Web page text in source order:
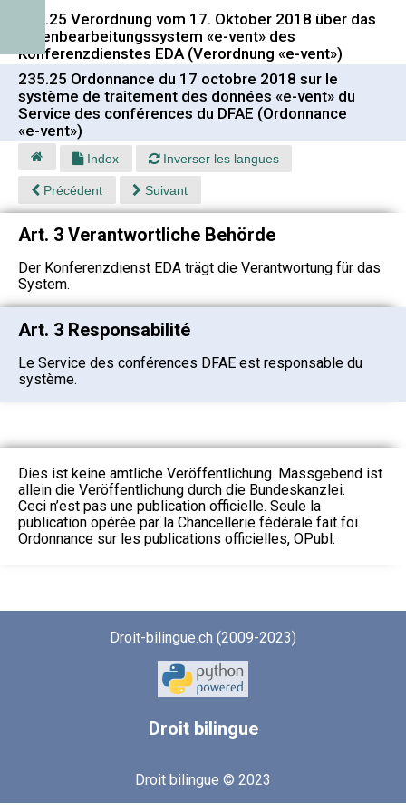
235.25 Verordnung vom 17. Oktober 2018 über das
Datenbearbeitungssystem «e-vent» des
Konferenzdienstes EDA (Verordnung «e-vent»)
235.25 Ordonnance du 17 octobre 2018 sur le
système de traitement des données «e-vent» du
Service des conférences du DFAE (Ordonnance
«e-vent»)
Index Inverser les langues
Précédent Suivant
Art. 3 Verantwortliche Behörde
Der Konferenzdienst EDA trägt die Verantwortung für das
System.
Art. 3 Responsabilité
Le Service des conférences DFAE est responsable du
système.
Dies ist keine amtliche Veröffentlichung. Massgebend ist
allein die Veröffentlichung durch die Bundeskanzlei.
Ceci n’est pas une publication officielle. Seule la
publication opérée par la Chancellerie fédérale fait foi.
Ordonnance sur les publications officielles, OPubl.
Droit-bilingue.ch (2009-2023)
Droitbilingue
Droit bilingue © 2023